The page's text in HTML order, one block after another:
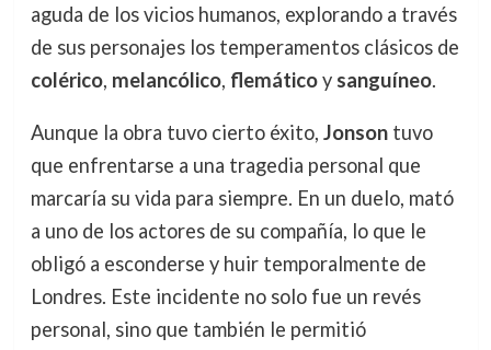
aguda de los vicios humanos, explorando a través
de sus personajes los temperamentos clásicos de
colérico, melancólico, flemáticoy sanguíneo.
Aunque la obra tuvo cierto éxito, Jonsontuvo
que enfrentarse a una tragedia personal que
marcaría su vida para siempre. En un duelo, mató
a uno de los actores de su compañía, lo que le
obligó a esconderse y huir temporalmente de
Londres. Este incidente no solo fue un revés
personal, sino que también le permitió